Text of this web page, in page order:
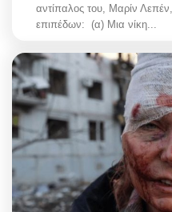
αντίπαλος του, Μαρίν Λεπέν,
επιπέδων: (α) Μια νίκη...